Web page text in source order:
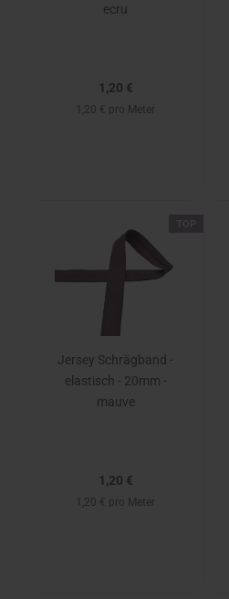
ecru
1,20 €
1,20 € pro Meter
Jersey Schrägband -
elastisch - 20mm -
mauve
1,20 €
1,20 € pro Meter